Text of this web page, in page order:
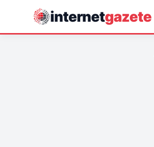
internetgazete